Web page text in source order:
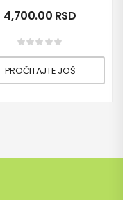
4,700.00 RSD
PROČITAJTE JOŠ